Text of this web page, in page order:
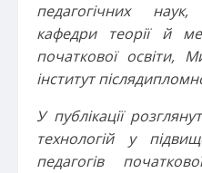
педагогічних
кафедри теорії й
початкової освіти,
інститут
У публікації
технологій у
педагогів